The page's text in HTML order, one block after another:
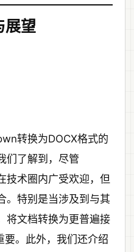
展望
转换为DOCX格式的
们了解到，尽管
技术圈内广受欢迎，但
。特别是当涉及到与其
将文档转换为更普遍接
要。此外，我们还介绍